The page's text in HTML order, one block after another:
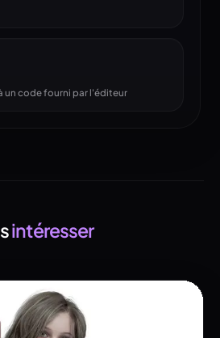
un code fourni par l'éditeur
intéresser